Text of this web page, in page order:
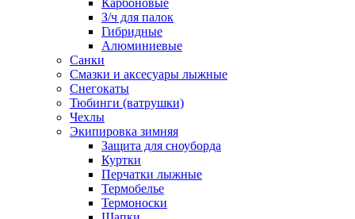
З/ч для палок
Гибридные
Алюминиевые
Санки
Смазки и аксесуары лыжные
Снегокаты
Тюбинги (ватрушки)
Чехлы
Экипировка зимняя
Защита для сноуборда
Куртки
Перчатки лыжные
Термобелье
Термоноски